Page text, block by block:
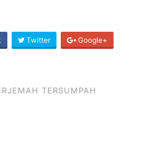
Twitter Google+
TERSUMPAH